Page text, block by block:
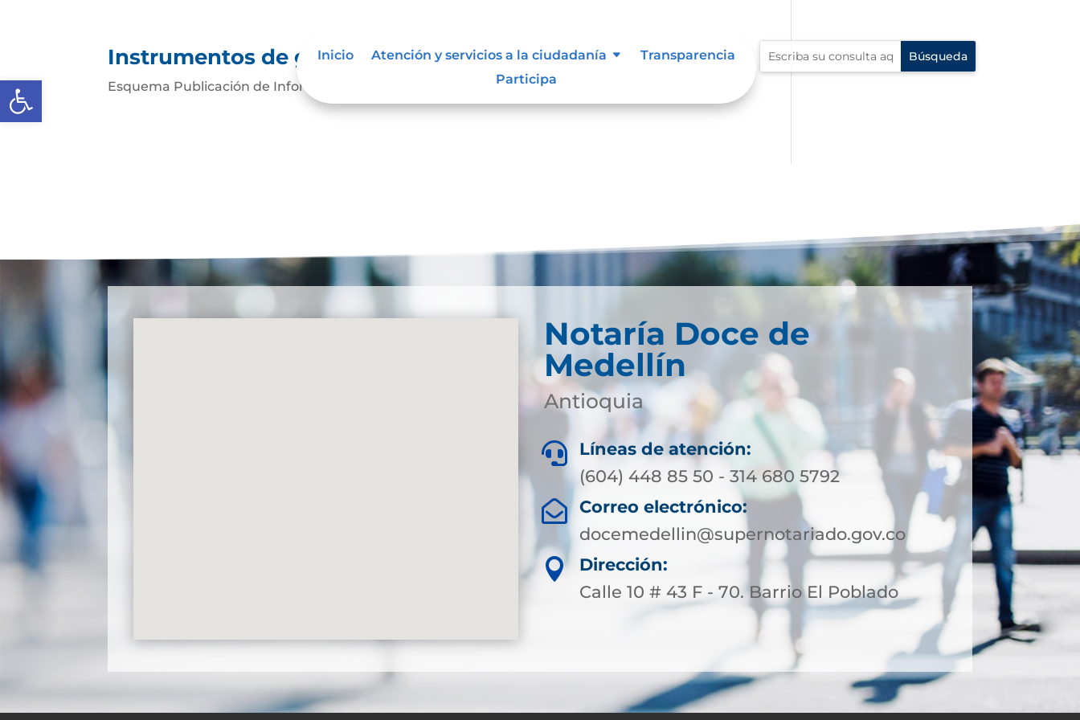
Abrir barra de herramientas
Inicio Atención y servicios a la ciudadanía
Transparencia
Participa
Instrumentos de gestión de la información.
Esquema Publicación de Información
Notaría Doce de
Medellín
Antioquia

Líneas de atención:
(604) 448 85 50 - 314 680 5792

Correo electrónico:
docemedellin@supernotariado.gov.co

Dirección:
Calle 10 # 43 F - 70. Barrio El Poblado